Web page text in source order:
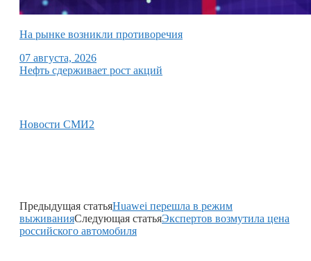
На рынке возникли противоречия
07 августа, 2026
Нефть сдерживает рост акций
Новости СМИ2
Предыдущая статьяHuawei перешла в режим
выживанияСледующая статьяЭкспертов возмутила цена
российского автомобиля